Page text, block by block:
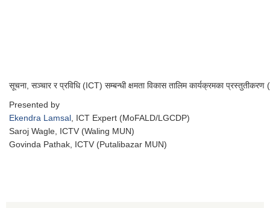
सूचना, सञ्चार र प्रविधि (ICT) सम्बन्धी क्षमता विकास तालिम कार्यक्रमका
Presented by
Ekendra Lamsal, ICT Expert (MoFALD/LGCDP)
Saroj Wagle, ICTV (Waling MUN)
Govinda Pathak, ICTV (Putalibazar MUN)